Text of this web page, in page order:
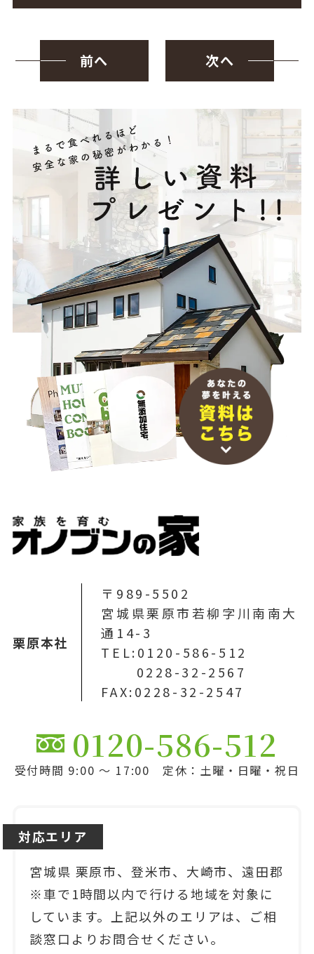
前へ 次へ
栗原本社
〒989-5502
宮城県栗原市若柳字川南南大
通14-3
TEL:0120-586-512
0228-32-2567
FAX:0228-32-2547
0120-586-512
受付時間 9:00 ～ 17:00 定休：土曜・日曜・祝日
対応エリア
宮城県 栗原市、登米市、大崎市、遠田郡
※車で1時間以内で行ける地域を対象に
しています。上記以外のエリアは、ご相
談窓口よりお問合せください。